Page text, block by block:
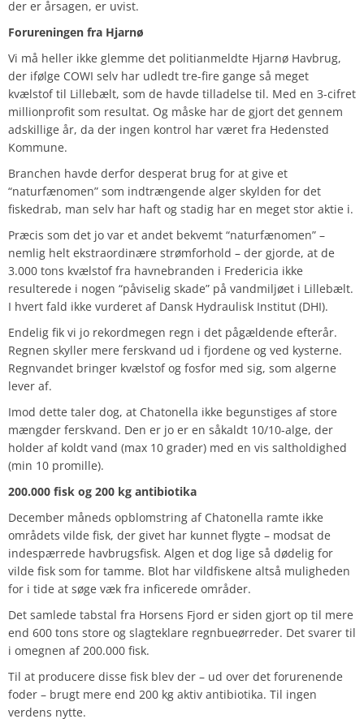
der er årsagen, er uvist.
Forureningen fra Hjarnø
Vi må heller ikke glemme det politianmeldte Hjarnø Havbrug,
der ifølge COWI selv har udledt tre-fire gange så meget
kvælstof til Lillebælt, som de havde tilladelse til. Med en 3-cifret
millionprofit som resultat. Og måske har de gjort det gennem
adskillige år, da der ingen kontrol har været fra Hedensted
Kommune.
Branchen havde derfor desperat brug for at give et
“naturfænomen” som indtrængende alger skylden for det
fiskedrab, man selv har haft og stadig har en meget stor aktie i.
Præcis som det jo var et andet bekvemt “naturfænomen” –
nemlig helt ekstraordinære strømforhold – der gjorde, at de
3.000 tons kvælstof fra havnebranden i Fredericia ikke
resulterede i nogen “påviselig skade” på vandmiljøet i Lillebælt.
I hvert fald ikke vurderet af Dansk Hydraulisk Institut (DHI).
Endelig fik vi jo rekordmegen regn i det pågældende efterår.
Regnen skyller mere ferskvand ud i fjordene og ved kysterne.
Regnvandet bringer kvælstof og fosfor med sig, som algerne
lever af.
Imod dette taler dog, at Chatonella ikke begunstiges af store
mængder ferskvand. Den er jo er en såkaldt 10/10-alge, der
holder af koldt vand (max 10 grader) med en vis saltholdighed
(min 10 promille).
200.000 fisk og 200 kg antibiotika
December måneds opblomstring af Chatonella ramte ikke
områdets vilde fisk, der givet har kunnet flygte – modsat de
indespærrede havbrugsfisk. Algen et dog lige så dødelig for
vilde fisk som for tamme. Blot har vildfiskene altså muligheden
for i tide at søge væk fra inficerede områder.
Det samlede tabstal fra Horsens Fjord er siden gjort op til mere
end 600 tons store og slagteklare regnbueørreder. Det svarer til
i omegnen af 200.000 fisk.
Til at producere disse fisk blev der – ud over det forurenende
foder – brugt mere end 200 kg aktiv antibiotika. Til ingen
verdens nytte.